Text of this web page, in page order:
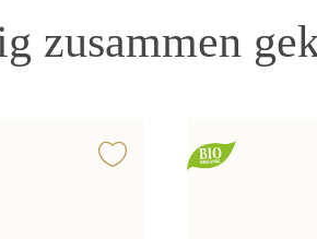
zusammen